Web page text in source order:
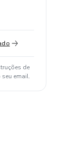
de
email.